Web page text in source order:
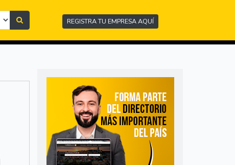
REGISTRA TU EMPRESA AQUÍ